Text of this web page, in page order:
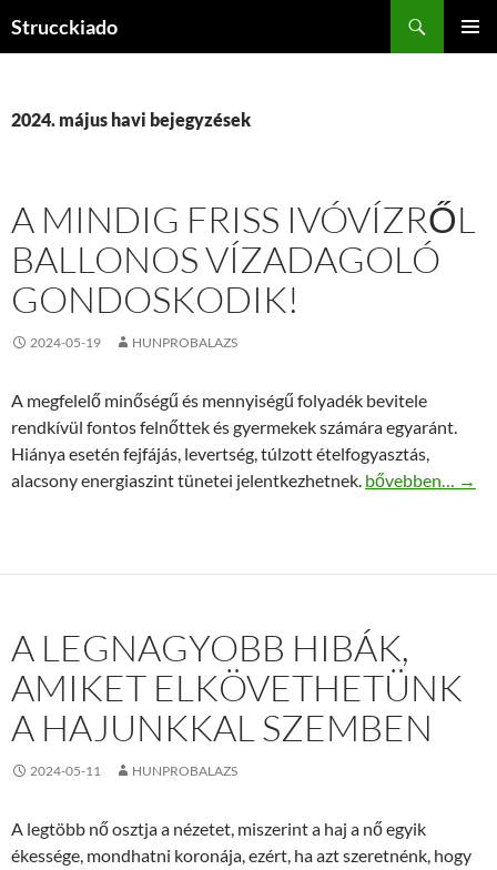
Strucckiado
2024. május havi bejegyzések
A MINDIG FRISS IVÓVÍZRŐL
BALLONOS VÍZADAGOLÓ
GONDOSKODIK!
2024-05-19 HUNPROBALAZS
A megfelelő minőségű és mennyiségű folyadék bevitele
rendkívül fontos felnőttek és gyermekek számára egyaránt.
Hiánya esetén fejfájás, levertség, túlzott ételfogyasztás,
alacsony energiaszint tünetei jelentkezhetnek. A mindig friss
bővebben… →
A LEGNAGYOBB HIBÁK,
AMIKET ELKÖVETHETÜNK
A HAJUNKKAL SZEMBEN
2024-05-11 HUNPROBALAZS
A legtöbb nő osztja a nézetet, miszerint a haj a nő egyik
ékessége, mondhatni koronája, ezért, ha azt szeretnénk, hogy